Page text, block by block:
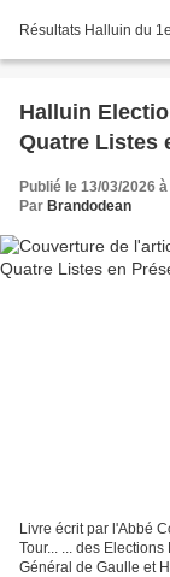
Résultats Halluin du
Halluin
Quatre Listes
Publié le 13/03/2026
Par Brandodean
Livre écrit par l'Abbé
Tour... ... des
Général de Gaulle et